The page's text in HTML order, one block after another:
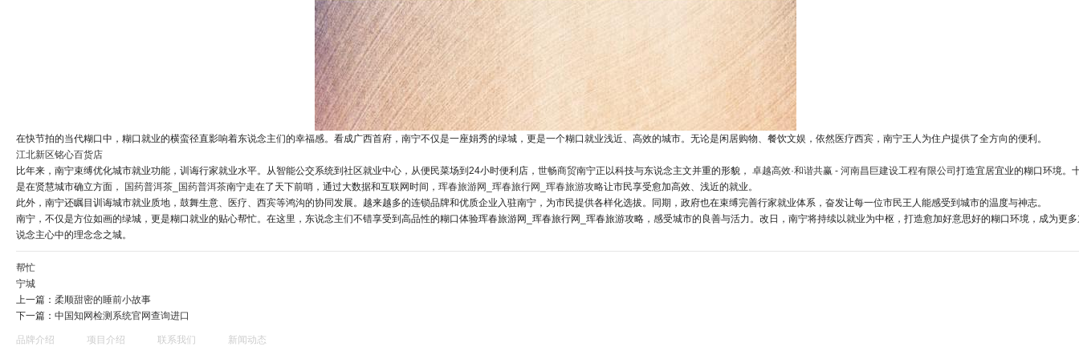
在快节拍的当代糊口中，糊口就业的横蛮径直影响着东说念主们的幸福感。看成广西首府，南宁不仅是一座娟秀的绿城，更是一个糊口就业浅近、高效的城市。无论是闲居购物、餐饮文娱，依然医疗西宾，南宁王人为住户提供了全方向的便利。
江北新区铭心百货店
比年来，南宁束缚优化城市就业功能，训诲行家就业水平。从智能公交系统到社区就业中心，从便民菜场到24小时便利店， 世畅商贸南宁正以科技与东说念主文并重的形貌， 卓越高效·和谐共赢 - 河南昌巨建设工程有限公司 打造宜居宜业的糊口环境。
是在贤慧城市确立方面，
国药普洱茶_国药普洱茶南宁走在了天下前哨，通过大数据和互联网时间， 珲春旅游网_珲春旅行网_珲春旅游攻略让市民享受愈加高效、浅近的就业。
此外，南宁还瞩目训诲城市就业质地，鼓舞生意、医疗、西宾等鸿沟的协同发展。越来越多的连锁品牌和优质企业入驻南宁，为市民提供各样化选拔。同期，政府也在束缚完善行家就业体系，奋发让每一位市民王人能感受到城市的温度与神志。
南宁，不仅是方位如画的绿城，更是糊口就业的贴心帮忙。在这里，东说念主们不错享受到高品性的糊口体验珲春旅游网_珲春旅行网_珲春旅游攻略，感受城市的良善与活力。改日，南宁将持续以就业为中枢，打造愈加好意思好的糊口环境，成为更
说念主心中的理念念之城。
帮忙
宁城
上一篇： 柔顺甜密的睡前小故事
下一篇： 中国知网检测系统官网查询进口
品牌介绍 项目介绍 联系我们 新闻动态